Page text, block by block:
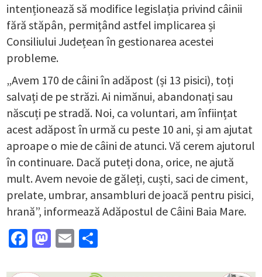
intenționează să modifice legislația privind câinii
fără stăpân, permițând astfel implicarea și
Consiliului Județean în gestionarea acestei
probleme.
„Avem 170 de câini în adăpost (și 13 pisici), toți
salvați de pe străzi. Ai nimănui, abandonați sau
născuți pe stradă. Noi, ca voluntari, am înființat
acest adăpost în urmă cu peste 10 ani, și am ajutat
aproape o mie de câini de atunci. Vă cerem ajutorul
în continuare. Dacă puteți dona, orice, ne ajută
mult. Avem nevoie de găleți, cuști, saci de ciment,
prelate, umbrar, ansambluri de joacă pentru pisici,
hrană”, informează Adăpostul de Câini Baia Mare.
Facebook
Mastodon
Email